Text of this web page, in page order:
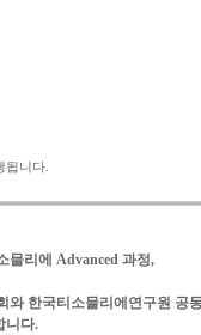
됩니다.
믈리에 Advanced과정,
와 한국티소믈리에연구원 공
니다.